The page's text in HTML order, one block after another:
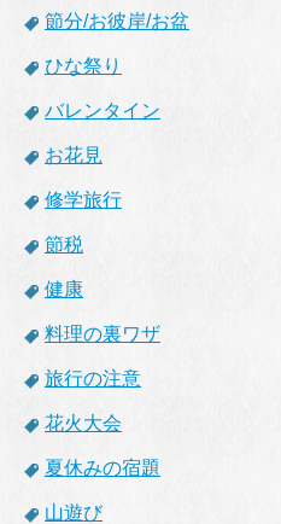
節分/お彼岸/お盆
ひな祭り
バレンタイン
お花見
修学旅行
節税
健康
料理の裏ワザ
旅行の注意
花火大会
夏休みの宿題
山遊び